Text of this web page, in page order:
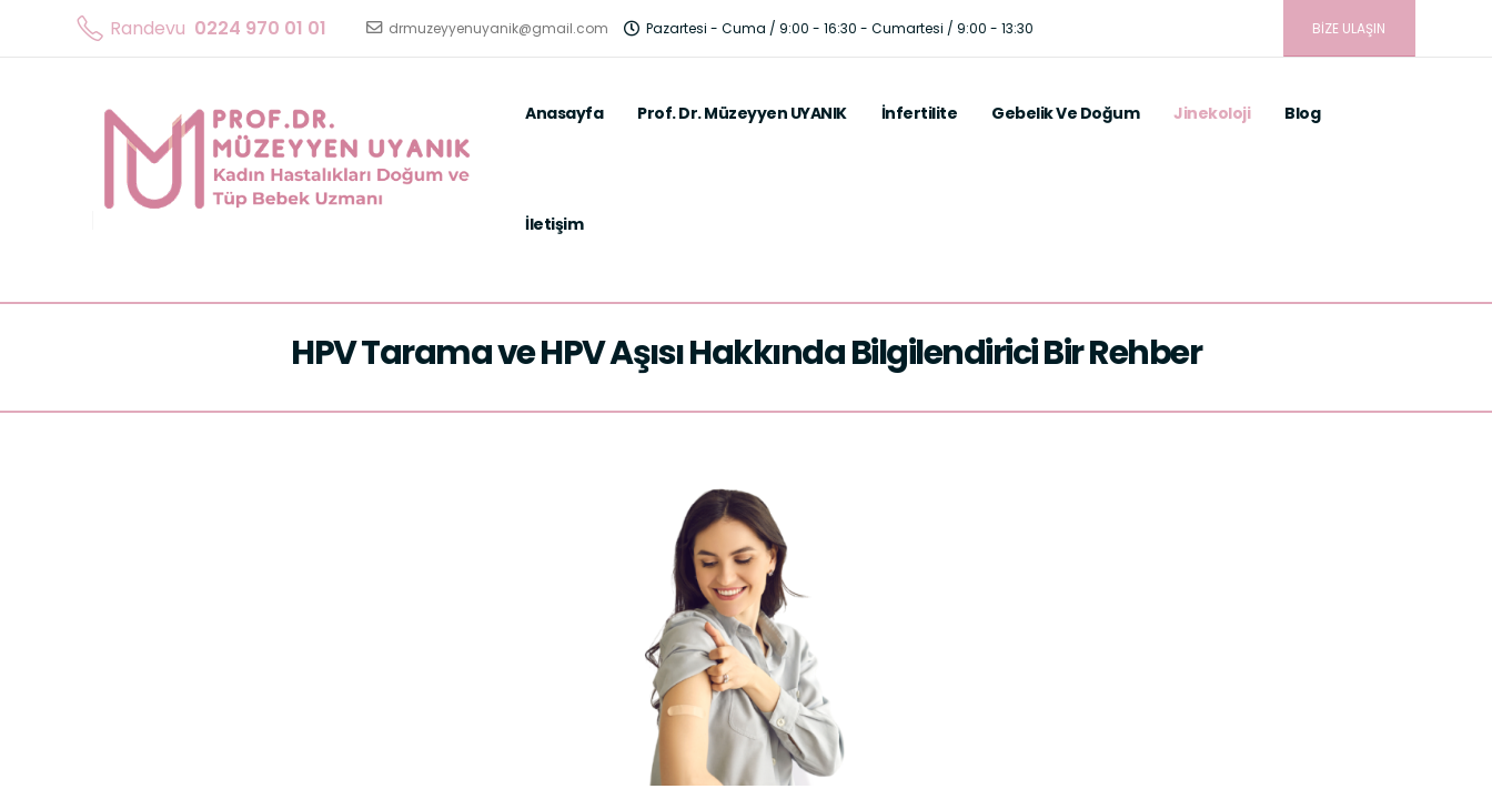
Randevu 0224 970 01 01 drmuzeyyenuyanik@gmail.com Pazartesi - Cuma / 9:00 - 16:30 - Cumartesi / 9:00 - 13:30 BİZE ULAŞIN
Anasayfa Prof. Dr. Müzeyyen UYANIK İnfertilite Gebelik Ve Doğum Jinekoloji Blog
İletişim
HPV Tarama ve HPV Aşısı Hakkında Bilgilendirici Bir Rehber